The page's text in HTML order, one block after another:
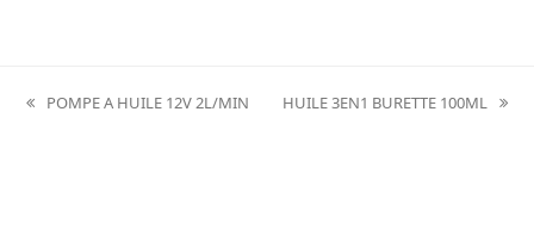
previous
POMPE A HUILE 12V 2L/MIN
next
HUILE 3EN1 BURETTE 100ML